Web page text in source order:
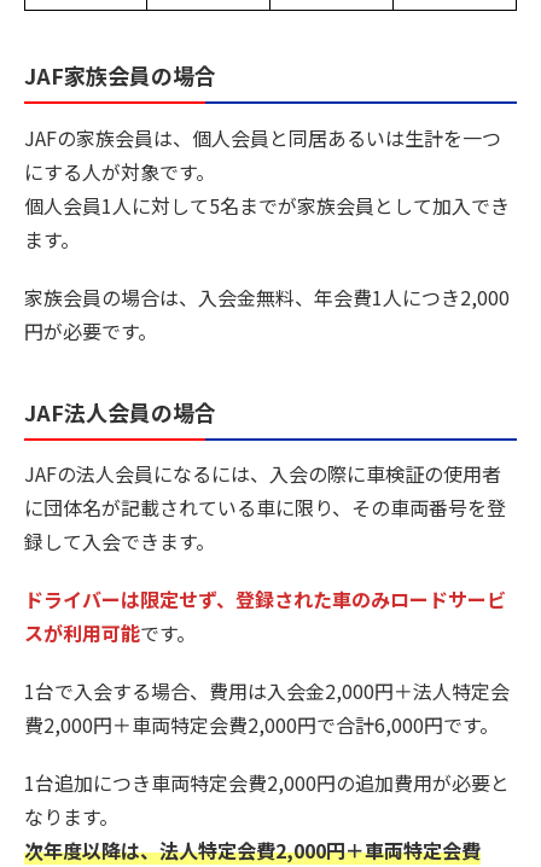
JAF家族会員の場合
JAFの家族会員は、個人会員と同居あるいは生計を一つ
にする人が対象です。
個人会員1人に対して5名までが家族会員として加入でき
ます。
家族会員の場合は、入会金無料、年会費1人につき2,000
円が必要です。
JAF法人会員の場合
JAFの法人会員になるには、入会の際に車検証の使用者
に団体名が記載されている車に限り、その⾞両番号を登
録して入会できます。
ドライバーは限定せず、登録された⾞のみロードサービ
スが利用可能です。
1台で入会する場合、費用は入会金2,000円＋法人特定会
費2,000円＋車両特定会費2,000円で合計6,000円です。
1台追加につき車両特定会費2,000円の追加費用が必要と
なります。
次年度以降は、法人特定会費2,000円＋車両特定会費